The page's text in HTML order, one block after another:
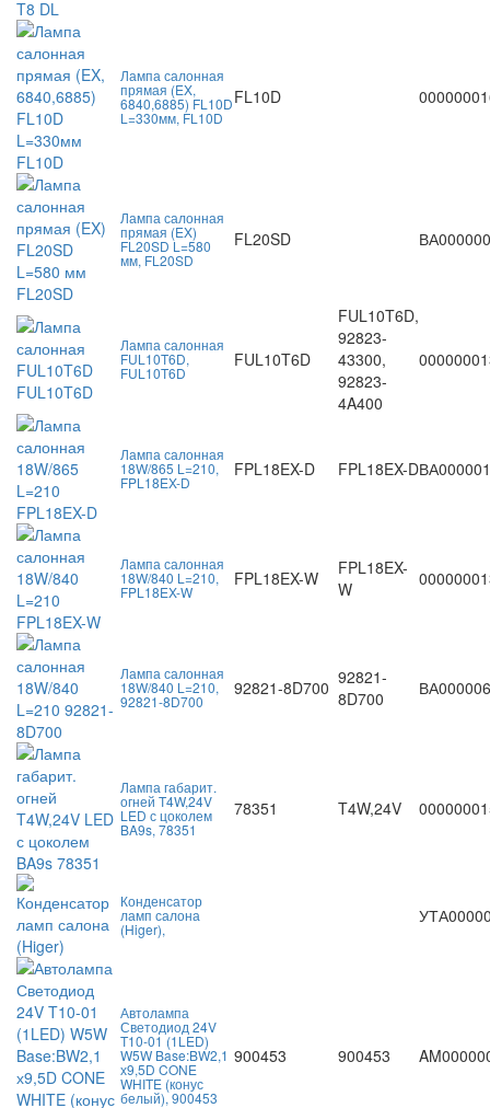
Лампа салонная
прямая (EX,
6840,6885) FL10D
L=330мм, FL10D
FL10D
Лампа салонная
прямая (EX)
FL20SD L=580
мм, FL20SD
FL20SD
Лампа салонная
FUL10T6D,
FUL10T6D
FUL10T6D
FUL10T6D,
92823-
43300,
92823-
4A400
Лампа салонная
18W/865 L=210,
FPL18EX-D
FPL18EX-D FPL18EX-D
Лампа салонная
18W/840 L=210,
FPL18EX-W
FPL18EX-W
FPL18EX-
W
Лампа салонная
18W/840 L=210,
92821-8D700
92821-8D700 92821-
8D700
Лампа габарит.
огней T4W,24V
LED с цоколем
BA9s, 78351
78351 T4W,24V
Конденсатор
ламп салона
(Higer),
Автолампа
Светодиод 24V
T10-01 (1LED)
W5W Base:BW2,1
х9,5D CONE
WHITE (конус
белый), 900453
900453 900453